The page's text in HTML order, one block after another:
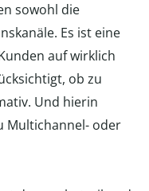
sowohl die
Es ist eine
auf wirklich
ob zu
Und hierin
Multichannel- oder